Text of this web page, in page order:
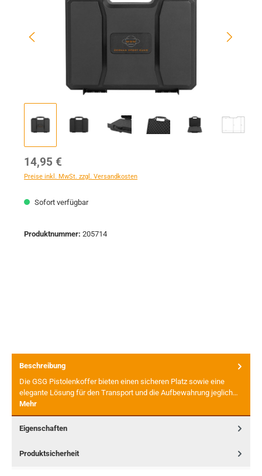
Regulärer Preis:
14,95 €
Preise inkl. MwSt. zzgl. Versandkosten
Sofort verfügbar
Produktnummer: 205714
Beschreibung
Die GSG Pistolenkoffer bieten einen sicheren Platz sowie eine
elegante Lösung für den Transport und die Aufbewahrung jeglich…
Mehr
Eigenschaften
Produktsicherheit